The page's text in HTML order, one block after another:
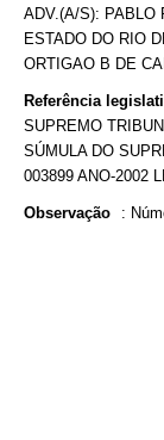
ADV.(A/S): PABLO
ESTADO DO RIO
ORTIGAO B DE
Referência
SUPREMO
SÚMULA DO
003899 ANO-2002
Observação :